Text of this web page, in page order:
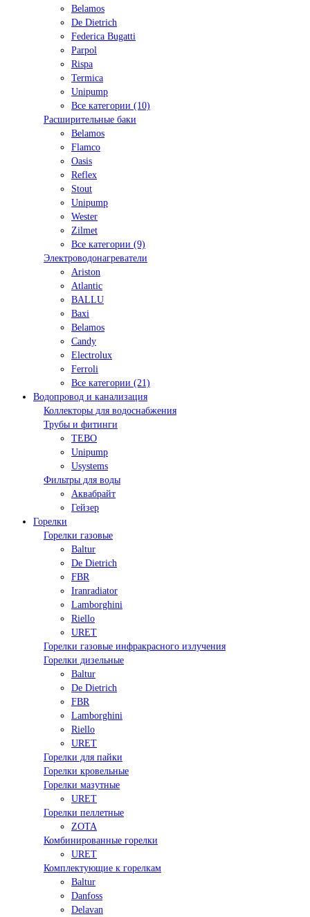
Belamos
De Dietrich
Federica Bugatti
Parpol
Rispa
Termica
Unipump
Все категории (10)
Расширительные баки
Belamos
Flamco
Oasis
Reflex
Stout
Unipump
Wester
Zilmet
Все категории (9)
Электроводонагреватели
Ariston
Atlantic
BALLU
Baxi
Belamos
Candy
Electrolux
Ferroli
Все категории (21)
Водопровод и канализация
Коллекторы для водоснабжения
Трубы и фитинги
TEBO
Unipump
Usystems
Фильтры для воды
Аквабрайт
Гейзер
Горелки
Горелки газовые
Baltur
De Dietrich
FBR
Iranradiator
Lamborghini
Riello
URET
Горелки газовые инфракрасного излучения
Горелки дизельные
Baltur
De Dietrich
FBR
Lamborghini
Riello
URET
Горелки для пайки
Горелки кровельные
Горелки мазутные
URET
Горелки пеллетные
ZOTA
Комбинированные горелки
URET
Комплектующие к горелкам
Baltur
Danfoss
Delavan